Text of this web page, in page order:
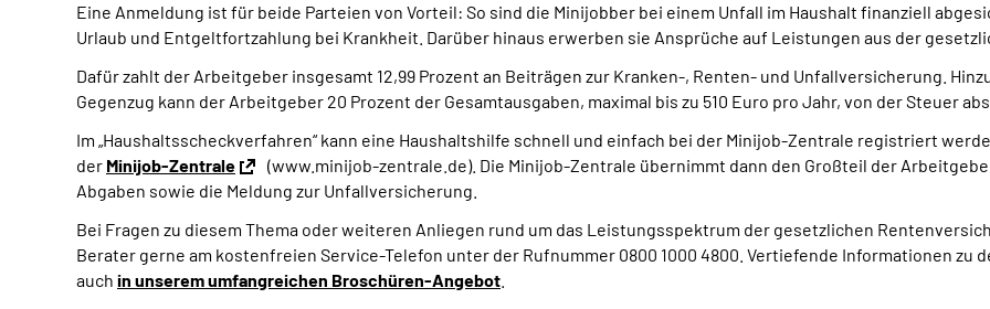
Eine Anmeldung ist für beide Parteien von Vorteil: So sind die Minijobber bei einem Unfall im Haushalt finanziell
Urlaub und Entgeltfortzahlung bei Krankheit. Darüber hinaus erwerben sie Ansprüche auf Leistungen aus der
Dafür zahlt der Arbeitgeber insgesamt 12,99 Prozent an Beiträgen zur Kranken-, Renten- und Unfallversicherung.
Gegenzug kann der Arbeitgeber 20 Prozent der Gesamtausgaben, maximal bis zu 510 Euro pro Jahr, von der Steuer
Im „Haushaltsscheckverfahren“ kann eine Haushaltshilfe schnell und einfach bei der Minijob-Zentrale registriert
der Minijob-Zentrale
(www.minijob-zentrale.de). Die Minijob-Zentrale übernimmt dann den Großteil der
Abgaben sowie die Meldung zur Unfallversicherung.
Bei Fragen zu diesem Thema oder weiteren Anliegen rund um das Leistungsspektrum der gesetzlichen
Berater gerne am kostenfreien Service-Telefon unter der Rufnummer 0800 1000 4800. Vertiefende Informationen zu
auch in unserem umfangreichen Broschüren-Angebot